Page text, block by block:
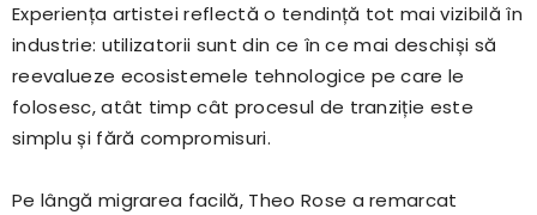
Experiența artistei reflectă o tendință tot mai vizibilă în
industrie: utilizatorii sunt din ce în ce mai deschiși să
reevalueze ecosistemele tehnologice pe care le
folosesc, atât timp cât procesul de tranziție este
simplu și fără compromisuri.
Pe lângă migrarea facilă, Theo Rose a remarcat